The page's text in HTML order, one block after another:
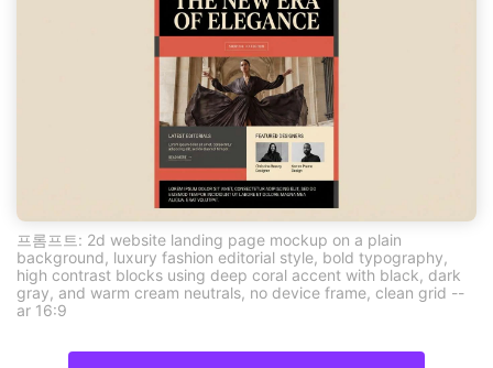
프롬프트: 2d website landing page mockup on a plain
background, luxury fashion editorial style, bold typography,
high contrast blocks using deep coral accent with black, dark
gray, and warm cream neutrals, no device frame, clean grid --
ar 16:9